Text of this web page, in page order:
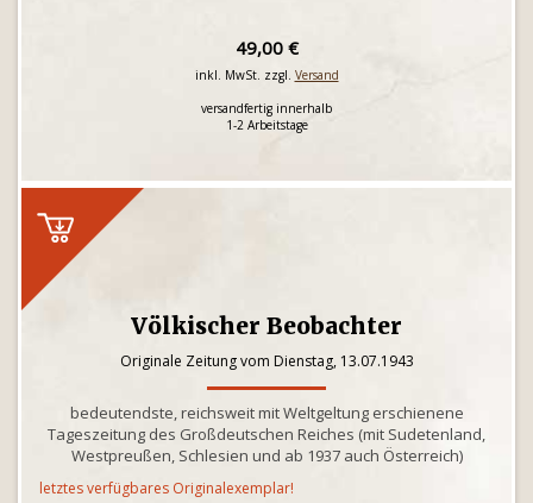
49,00 €
inkl. MwSt. zzgl. Versand
versandfertig innerhalb
1-2 Arbeitstage
Völkischer Beobachter
Originale Zeitung vom Dienstag, 13.07.1943
bedeutendste, reichsweit mit Weltgeltung erschienene
Tageszeitung des Großdeutschen Reiches (mit Sudetenland,
Westpreußen, Schlesien und ab 1937 auch Österreich)
letztes verfügbares Originalexemplar!